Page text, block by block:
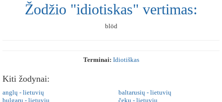
Žodžio "idiotiskas" vertimas:
blöd
Terminai: Idiotiškas
Kiti žodynai:
anglų - lietuvių
baltarusių - lietuvių
bulgarų - lietuvių
čekų - lietuvių